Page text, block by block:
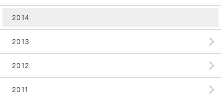
2014
2013
2012
2011